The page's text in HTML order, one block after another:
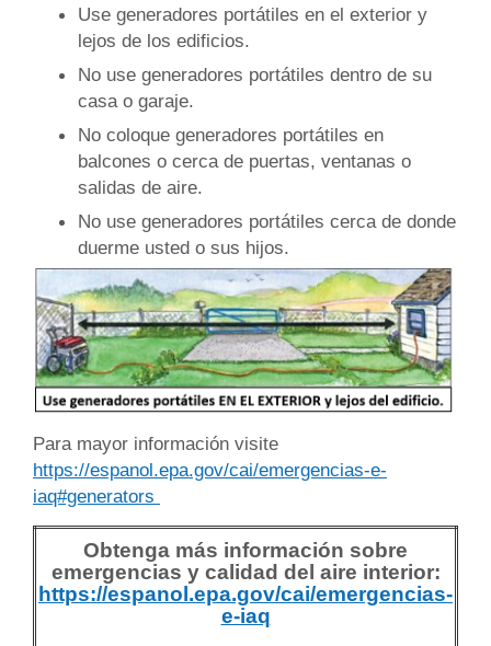
Use generadores portátiles en el exterior y
lejos de los edificios.
No use generadores portátiles dentro de su
casa o garaje.
No coloque generadores portátiles en
balcones o cerca de puertas, ventanas o
salidas de aire.
No use generadores portátiles cerca de donde
duerme usted o sus hijos.
Para mayor información visite
https://espanol.epa.gov/cai/emergencias-e-
iaq#generators
Obtenga más información sobre
emergencias y calidad del aire interior:
https://espanol.epa.gov/cai/emergencias-
e-iaq